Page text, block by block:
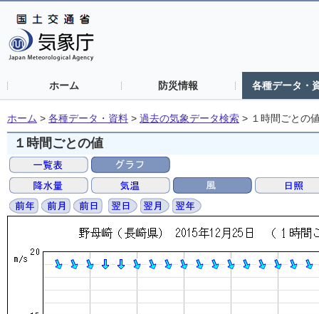
ホーム 防災情報 各種データ・
ホーム > 各種データ・資料 > 過去の気象データ検索 > １時間ごとの
１時間ごとの値